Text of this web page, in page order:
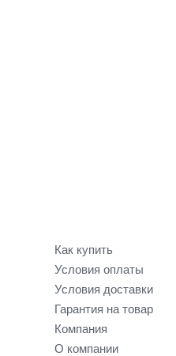
Как купить
Условия оплаты
Условия доставки
Гарантия на товар
Компания
О компании